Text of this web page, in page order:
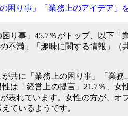
困り事」「業務上のアイデア」
り事」45.7％がトップ、以下「
不満」「趣味に関する情報」（
共に「業務上の困り事」「業務
は「経営上の提言」21.7％、女
表れています。女性の方が、オ
ているようです。